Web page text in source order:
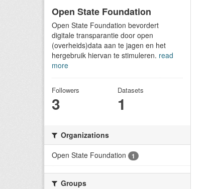
Open State Foundation
Open State Foundation bevordert
digitale transparantie door open
(overheids)data aan te jagen en het
hergebruik hiervan te stimuleren. read
more
Followers
3
Datasets
1
Organizations
Open State Foundation
1
Groups